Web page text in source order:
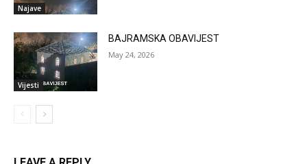
Najave
Vijesti
BAJRAMSKA OBAVIJEST
May 24, 2026